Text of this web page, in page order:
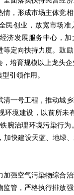
情，形成市场主体竞
民创业，放宽市场准
济发展服务中心，加
定向扶持力度。鼓励
培育规模以上龙头
引领作用。
清一号工程，推动城
环境建设，以前所未
腕治理环境污染行为
加快建设天蓝、地绿
加强空气污染物综合
监管，严格执行排放